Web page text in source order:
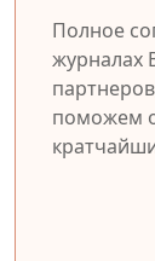
Полное
журналах
поможем